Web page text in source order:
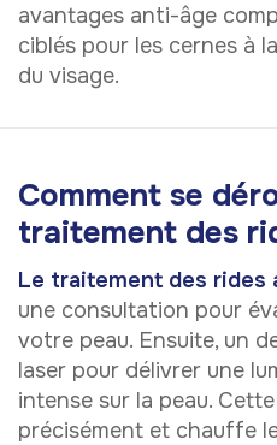
avantages anti-âge
ciblés pour les cernes à
du visage.
Comment se
traitement des
Le traitement des rides
une consultation pour
votre peau. Ensuite, un
laser pour délivrer une
intense sur la peau.
précisément et chauffe